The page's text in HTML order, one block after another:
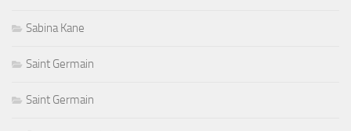
Sabina Kane
Saint Germain
Saint Germain